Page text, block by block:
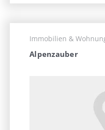
Immobilien &
Alpenzauber